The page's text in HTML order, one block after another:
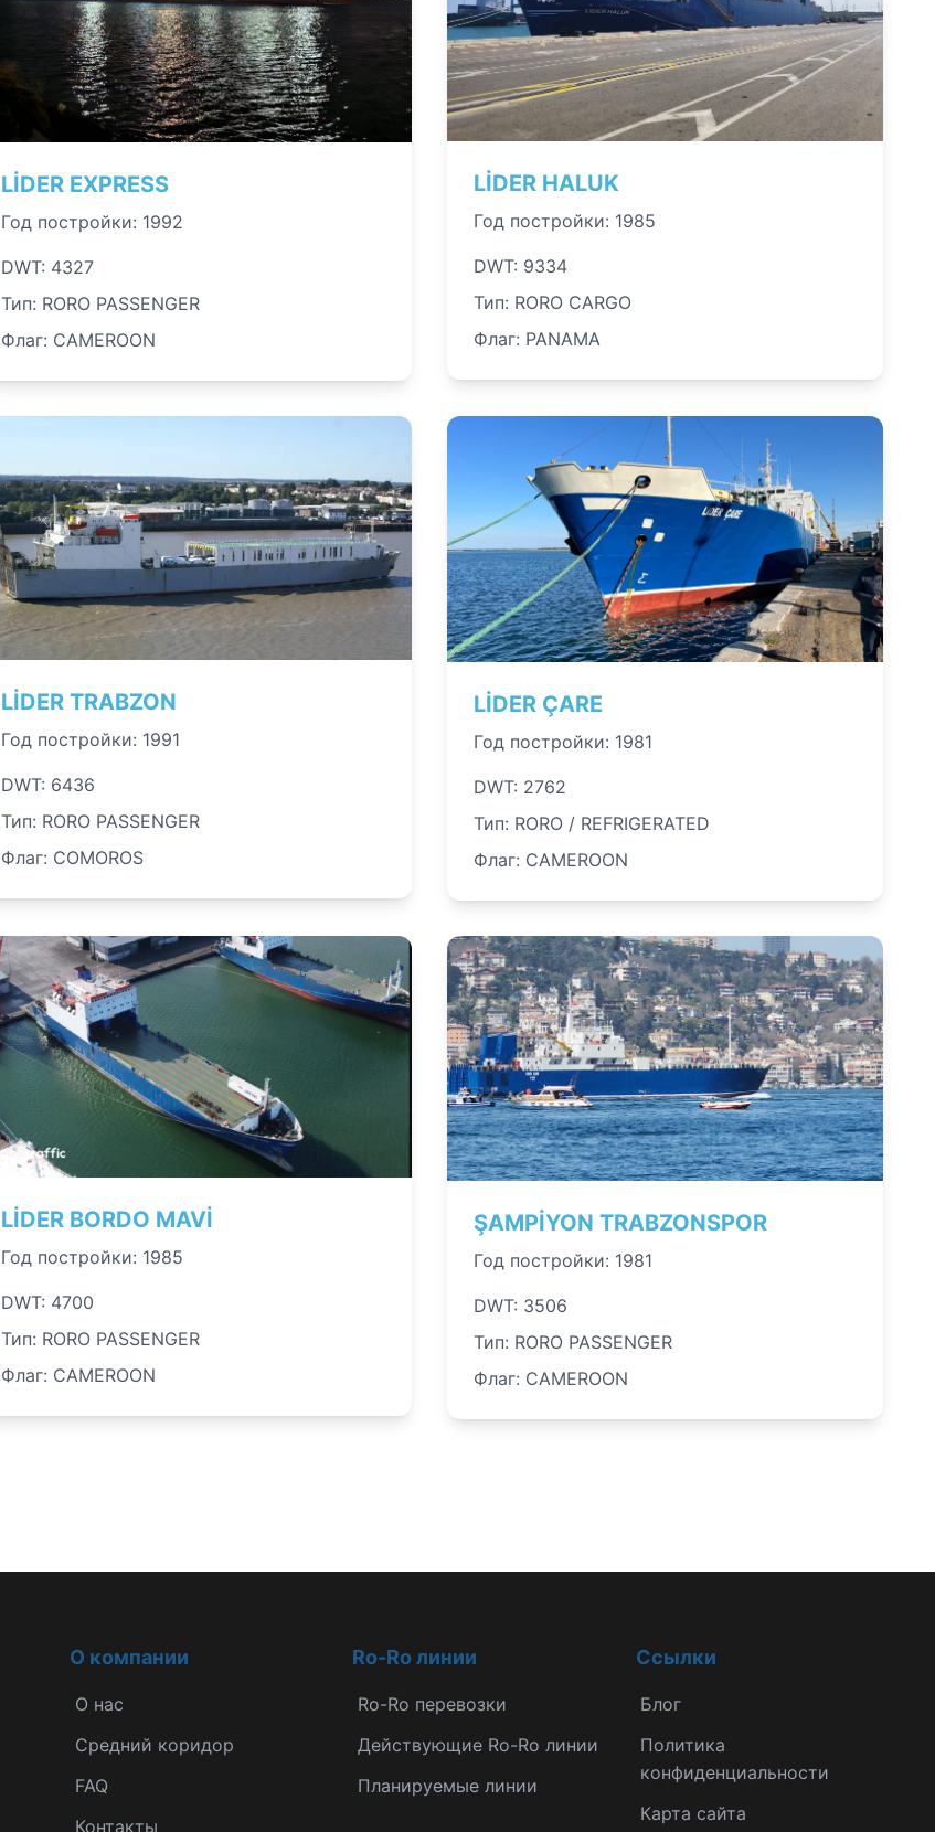
LİDER EXPRESS
Год постройки: 1992
DWT: 4327
Тип: RORO PASSENGER
Флаг: CAMEROON
LİDER HALUK
Год постройки: 1985
DWT: 9334
Тип: RORO CARGO
Флаг: PANAMA
LİDER TRABZON
Год постройки: 1991
DWT: 6436
Тип: RORO PASSENGER
Флаг: COMOROS
LİDER ÇARE
Год постройки: 1981
DWT: 2762
Тип: RORO / REFRIGERATED
Флаг: CAMEROON
LİDER BORDO MAVİ
Год постройки: 1985
DWT: 4700
Тип: RORO PASSENGER
Флаг: CAMEROON
ŞAMPİYON TRABZONSPOR
Год постройки: 1981
DWT: 3506
Тип: RORO PASSENGER
Флаг: CAMEROON
О компании
О нас
Средний коридор
FAQ
Контакты
Ro-Ro линии
Ro-Ro перевозки
Действующие Ro-Ro линии
Планируемые линии
Ссылки
Блог
Политика
конфиденциальности
Карта сайта